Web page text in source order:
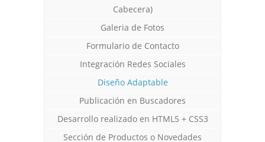
Cabecera)
Galeria de Fotos
Formulario de Contacto
Integración Redes Sociales
Diseño Adaptable
Publicación en Buscadores
Desarrollo realizado en HTML5 + CSS3
Sección de Productos o Novedades
Diseño Web Manu Urcera
Diseño Web para Indumentaria
Diseño Web a Medida para Consultora